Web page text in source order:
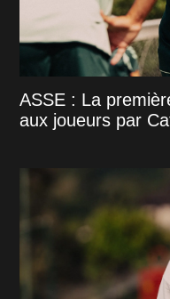
ASSE : La
aux joueurs par